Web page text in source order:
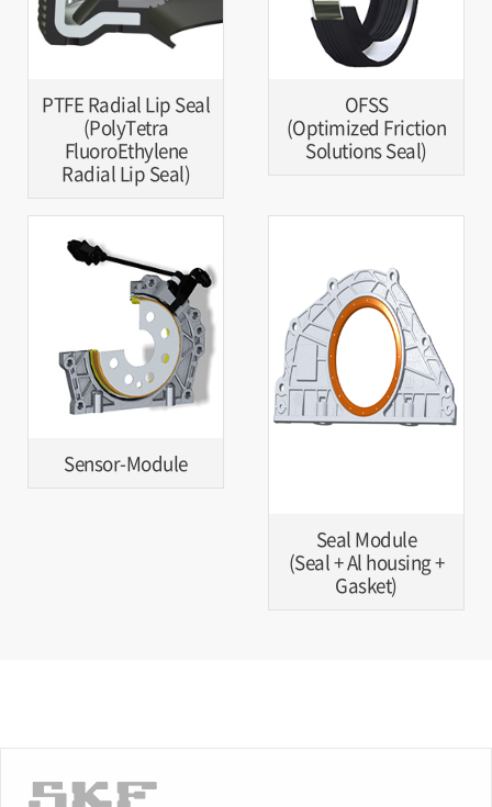
PTFE Radial Lip Seal
(PolyTetra
FluoroEthylene
Radial Lip Seal)
OFSS
(Optimized Friction
Solutions Seal)
Sensor-Module
Seal Module
(Seal + Al housing +
Gasket)